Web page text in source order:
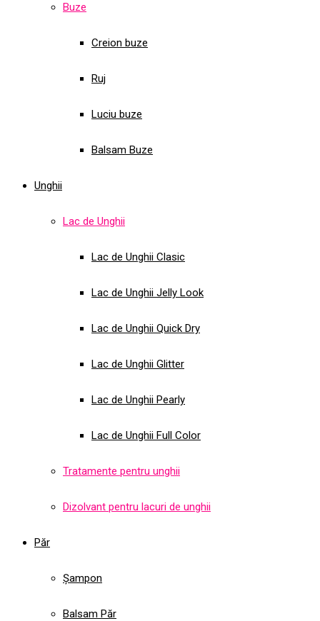
Buze
Creion buze
Ruj
Luciu buze
Balsam Buze
Unghii
Lac de Unghii
Lac de Unghii Clasic
Lac de Unghii Jelly Look
Lac de Unghii Quick Dry
Lac de Unghii Glitter
Lac de Unghii Pearly
Lac de Unghii Full Color
Tratamente pentru unghii
Dizolvant pentru lacuri de unghii
Păr
Șampon
Balsam Păr